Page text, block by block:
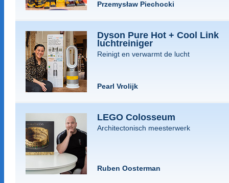
Przemysław Piechocki
Dyson Pure Hot + Cool Link
luchtreiniger
Reinigt en verwarmt de lucht
Pearl Vrolijk
LEGO Colosseum
Architectonisch meesterwerk
Ruben Oosterman